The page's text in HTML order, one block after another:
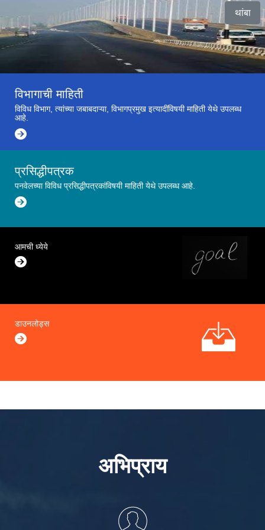
थांबा
विभागाची माहिती
विविध विभाग, त्यांच्या जबाबदाऱ्या, विभागप्रमुख इत्यादींविषयी माहिती येथे उपलब्ध
आहे.
प्रसिद्धीपत्रक
पनवेलच्या विविध प्रसिद्धीपत्रकांविषयी माहिती येथे उपलब्ध आहे.
आमची ध्येये
डाउनलोड्स
अभिप्राय